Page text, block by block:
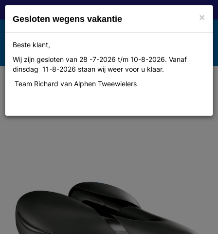
Toggle
navigation
MENU
Selle royal SR zadel 5131 H
×
Gesloten wegens vakantie
Beste klant,
Wij zijn gesloten van 28 -7-2026 t/m 10-8-2026. Vanaf
dinsdag 11-8-2026 staan wij weer voor u klaar.
Team Richard van Alphen Tweewielers